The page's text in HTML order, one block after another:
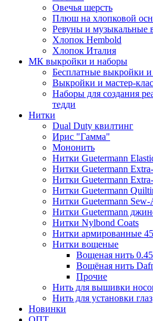
Овечья шерсть
Плюш на хлопковой
Ревуны и музыкальные
Хлопок Hembold
Хлопок Италия
МК выкройки и наборы
Бесплатные выкройки
Выкройки и мастер-
Наборы для создания
тедди
Нитки
Dual Duty квилтинг
Ирис "Гамма"
Мононить
Нитки Guetermann
Нитки Guetermann
Нитки Guetermann
Нитки Guetermann
Нитки Guetermann
Нитки Guetermann
Нитки Nylbond Coats
Нитки армированные
Нитки вощеные
Вощеная нить
Вощёная нить
Прочие
Нить для вышивки
Нить для установки глаз
Новинки